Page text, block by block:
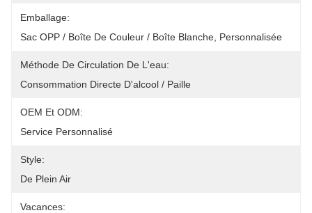
Emballage:
Sac OPP / Boîte De Couleur / Boîte Blanche, Personnalisée
Méthode De Circulation De L'eau:
Consommation Directe D'alcool / Paille
OEM Et ODM:
Service Personnalisé
Style:
De Plein Air
Vacances: